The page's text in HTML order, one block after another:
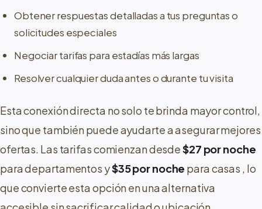
Obtener respuestas detalladas a tus preguntas o
solicitudes especiales
Negociar tarifas para estadías más largas
Resolver cualquier duda antes o durante tu visita
Esta conexión directa no solo te brinda mayor control,
sino que también puede ayudarte a asegurar mejores
ofertas. Las tarifas comienzan desde$27 por noche
para departamentos y$35 por noche para casas , lo
que convierte esta opción en una alternativa